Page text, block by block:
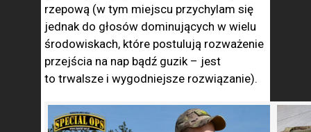
rzepową (w tym miejscu przychylam się
jednak do głosów dominujących w wielu
środowiskach, które postulują rozważenie
przejścia na nap bądź guzik – jest
to trwalsze i wygodniejsze rozwiązanie).